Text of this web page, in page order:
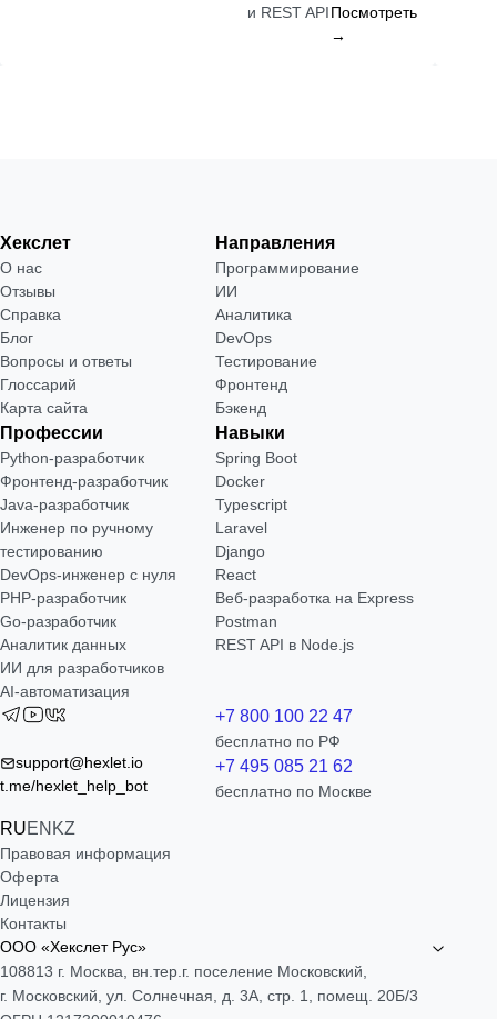
и REST APIПосмотреть
→
Хекслет
О нас
Отзывы
Справка
Блог
Вопросы и ответы
Глоссарий
Карта сайта
Направления
Программирование
ИИ
Аналитика
DevOps
Тестирование
Фронтенд
Бэкенд
Профессии
Python-разработчик
Фронтенд-разработчик
Java-разработчик
Инженер по ручному
тестированию
DevOps-инженер с нуля
РНР-разработчик
Go-разработчик
Аналитик данных
ИИ для разработчиков
AI-автоматизация
Навыки
Spring Boot
Docker
Typescript
Laravel
Django
React
Веб-разработка на Express
Postman
REST API в Node.js
support@hexlet.io
t.me/hexlet_help_bot
RUEN KZ
+7 800 100 22 47
бесплатно по РФ
+7 495 085 21 62
бесплатно по Москве
Правовая информация
Оферта
Лицензия
Контакты
ООО «Хекслет Рус»
108813 г. Москва, вн.тер.г. поселение Московский,
г. Московский, ул. Солнечная, д. 3А, стр. 1, помещ. 20Б/3